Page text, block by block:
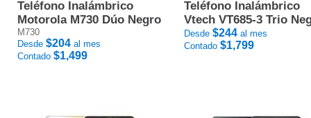
Teléfono Inalámbrico
Motorola M730 Dúo Negro
M730
Desde $204 al mes
Contado $1,499
Teléfono Inalámbrico
Vtech VT685-3 Trio
Desde $244 al mes
Contado $1,799